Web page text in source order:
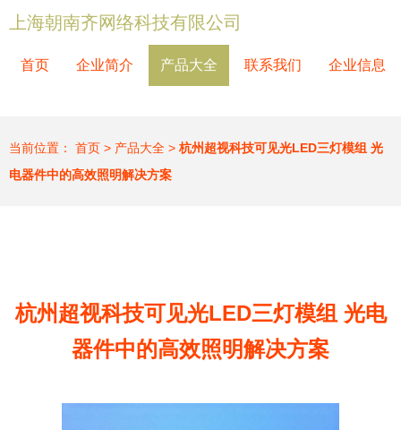
上海朝南齐网络科技有限公司
首页 企业简介 产品大全 联系我们 企业信息
当前位置： 首页 > 产品大全 > 杭州超视科技可见光LED三灯模组 光
电器件中的高效照明解决方案
杭州超视科技可见光LED三灯模组 光电
器件中的高效照明解决方案